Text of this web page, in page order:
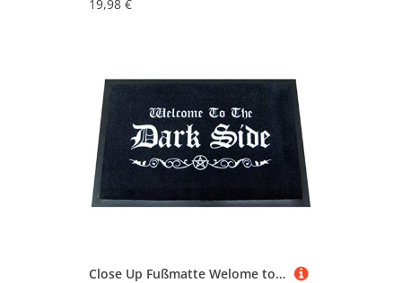
19,98 €
Close Up Fußmatte Welome to The Dark Side/qualitativer Fußabtreter 60x 40 cm